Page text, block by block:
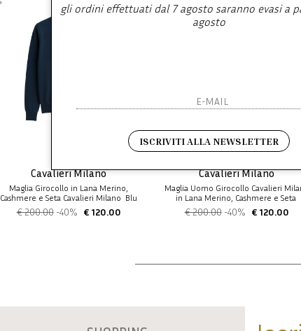
Cavalieri Milano
Maglia Girocollo in Lana Merino,
Cashmere e Seta Cavalieri Milano  Blu
Petrolio
€ 200.00 -40% € 120.00
Cavalieri Milano
Maglia Uomo Girocollo Cavalieri
in Lana Merino, Cashmere e Seta 
Grigio Antracite
€ 200.00 -40% € 120.00
gli ordini effettuati dal 7 agosto saranno evasi a
agosto
ISCRIVITI ALLA NEWSLETTER